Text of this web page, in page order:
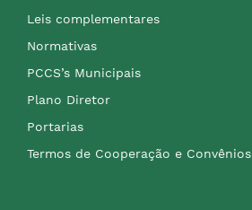
Leis complementares
Normativas
PCCS’s Municipais
Plano Diretor
Portarias
Termos de Cooperação e Convênios